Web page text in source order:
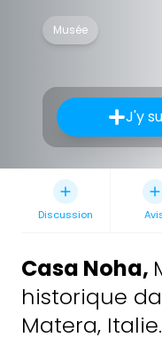
Musée
J'y
Discussion
Casa Noha,
historique
Matera, Italie.